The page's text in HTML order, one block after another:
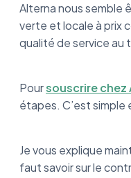
Alterna nous semble
verte et locale à prix
qualité de service au
Poursouscrire chez
étapes. C’est simple
Je vous explique
faut savoir sur le